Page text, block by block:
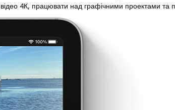
4К, працювати над графічними проектами та